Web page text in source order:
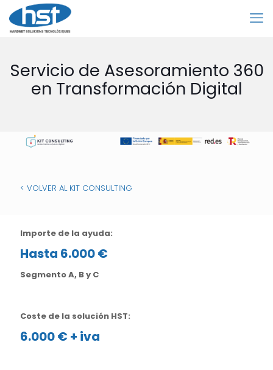
Servicio de Asesoramiento 360
en Transformación Digital
< VOLVER AL KIT CONSULTING
Importe de la ayuda:
Hasta 6.000 €
Segmento A, B y C
Coste de la solución HST:
6.000 € + iva